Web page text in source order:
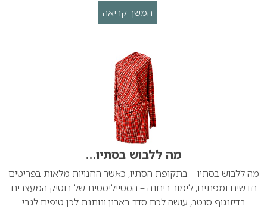
המשך קריאה
מה ללבוש בסתיו…
מה ללבוש בסתיו – בתקופת הסתיו, כאשר החנויות מלאות בפריטים
חדשים ומפתים, לימור ריחנה – הסטייליסטית של בוטיק המעצבים
בדיזנגוף סנטר, עושה לכם סדר בארון ונותנת לכן טיפים לגבי